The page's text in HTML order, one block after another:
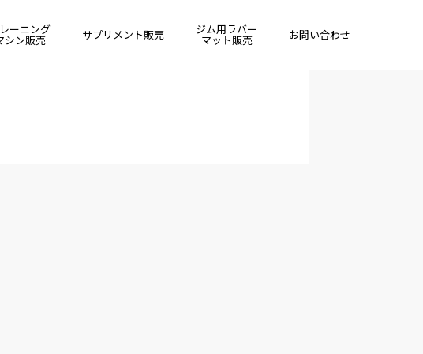
ーニング
シン販売 サプリメント販売 ジム用ラバー
マット販売 お問い合わせ